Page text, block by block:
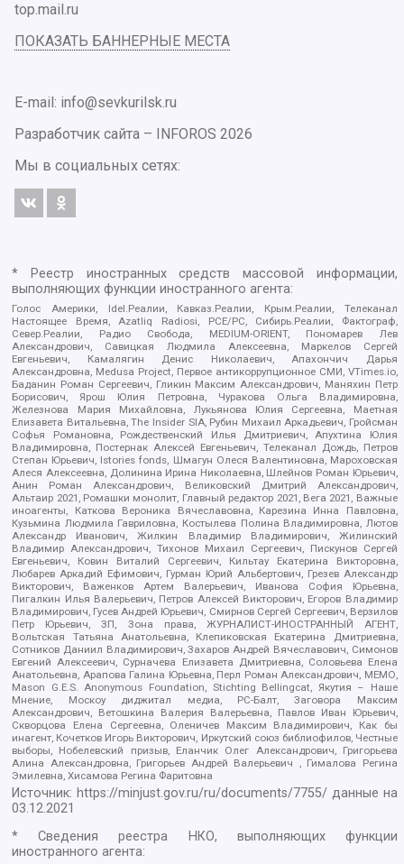
top.mail.ru
ПОКАЗАТЬ БАННЕРНЫЕ МЕСТА
E-mail: info@sevkurilsk.ru
Разработчик сайта –
INFOROS 2026
Мы в социальных сетях:
* Реестр иностранных средств массовой информации,
выполняющих функции иностранного агента:
Голос Америки, Idel.Реалии, Кавказ.Реалии, Крым.Реалии, Телеканал
Настоящее Время, Azatliq Radiosi, PCE/PC, Сибирь.Реалии, Фактограф,
Север.Реалии, Радио Свобода, MEDIUM-ORIENT, Пономарев Лев
Александрович, Савицкая Людмила Алексеевна, Маркелов Сергей
Евгеньевич, Камалягин Денис Николаевич, Апахончич Дарья
Александровна, Medusa Project, Первое антикоррупционное СМИ, VTimes.io,
Баданин Роман Сергеевич, Гликин Максим Александрович, Маняхин Петр
Борисович, Ярош Юлия Петровна, Чуракова Ольга Владимировна,
Железнова Мария Михайловна, Лукьянова Юлия Сергеевна, Маетная
Елизавета Витальевна, The Insider SIA, Рубин Михаил Аркадьевич, Гройсман
Софья Романовна, Рождественский Илья Дмитриевич, Апухтина Юлия
Владимировна, Постернак Алексей Евгеньевич, Телеканал Дождь, Петров
Степан Юрьевич, Istories fonds, Шмагун Олеся Валентиновна, Мароховская
Алеся Алексеевна, Долинина Ирина Николаевна, Шлейнов Роман Юрьевич,
Анин Роман Александрович, Великовский Дмитрий Александрович,
Альтаир 2021, Ромашки монолит, Главный редактор 2021, Вега 2021, Важные
иноагенты, Каткова Вероника Вячеславовна, Карезина Инна Павловна,
Кузьмина Людмила Гавриловна, Костылева Полина Владимировна, Лютов
Александр Иванович, Жилкин Владимир Владимирович, Жилинский
Владимир Александрович, Тихонов Михаил Сергеевич, Пискунов Сергей
Евгеньевич, Ковин Виталий Сергеевич, Кильтау Екатерина Викторовна,
Любарев Аркадий Ефимович, Гурман Юрий Альбертович, Грезев Александр
Викторович, Важенков Артем Валерьевич, Иванова София Юрьевна,
Пигалкин Илья Валерьевич, Петров Алексей Викторович, Егоров Владимир
Владимирович, Гусев Андрей Юрьевич, Смирнов Сергей Сергеевич, Верзилов
Петр Юрьевич, ЗП, Зона права, ЖУРНАЛИСТ-ИНОСТРАННЫЙ АГЕНТ,
Вольтская Татьяна Анатольевна, Клепиковская Екатерина Дмитриевна,
Сотников Даниил Владимирович, Захаров Андрей Вячеславович, Симонов
Евгений Алексеевич, Сурначева Елизавета Дмитриевна, Соловьева Елена
Анатольевна, Арапова Галина Юрьевна, Перл Роман Александрович, МЕМО,
Mason G.E.S. Anonymous Foundation, Stichting Bellingcat, Якутия – Наше
Мнение, Москоу диджитал медиа, РС-Балт, Заговора Максим
Александрович, Ветошкина Валерия Валерьевна, Павлов Иван Юрьевич,
Скворцова Елена Сергеевна, Оленичев Максим Владимирович, Как бы
инагент, Кочетков Игорь Викторович, Иркутский союз библиофилов, Честные
выборы, Нобелевский призыв, Еланчик Олег Александрович, Григорьева
Алина Александровна, Григорьев Андрей Валерьевич , Гималова Регина
Эмилевна, Хисамова Регина Фаритовна
Источник: https://minjust.gov.ru/ru/documents/7755/ данные на
03.12.2021
* Сведения реестра НКО, выполняющих функции
иностранного агента: